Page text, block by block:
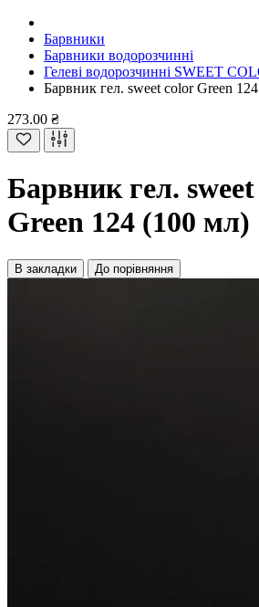
Барвники
Барвники водорозчинні
Гелеві водорозчинні SWEET
Барвник гел. sweet color Green
273.00 ₴
Барвник гел.
Green 124 (100 мл)
В закладки До порівняння